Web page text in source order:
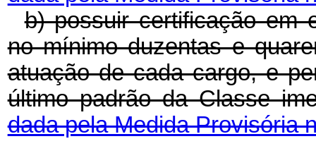
b) possuir certificação em
no mínimo duzentas e
atuação de cada cargo, e
último padrão da Classe
dada pela Medida Provisória